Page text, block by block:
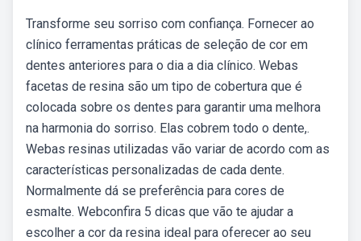
Transforme seu sorriso com confiança. Fornecer ao
clínico ferramentas práticas de seleção de cor em
dentes anteriores para o dia a dia clínico. Webas
facetas de resina são um tipo de cobertura que é
colocada sobre os dentes para garantir uma melhora
na harmonia do sorriso. Elas cobrem todo o dente,.
Webas resinas utilizadas vão variar de acordo com as
características personalizadas de cada dente.
Normalmente dá se preferência para cores de
esmalte. Webconfira 5 dicas que vão te ajudar a
escolher a cor da resina ideal para oferecer ao seu